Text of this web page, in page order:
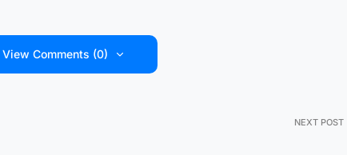
View Comments (0)
NEXT POST